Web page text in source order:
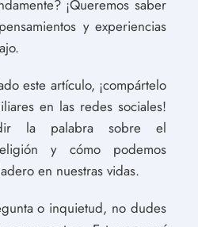
¡Queremos saber
y experiencias
este artículo, ¡compártelo
en las redes sociales!
la palabra sobre el
y cómo podemos
en nuestras vidas.
o inquietud, no dudes